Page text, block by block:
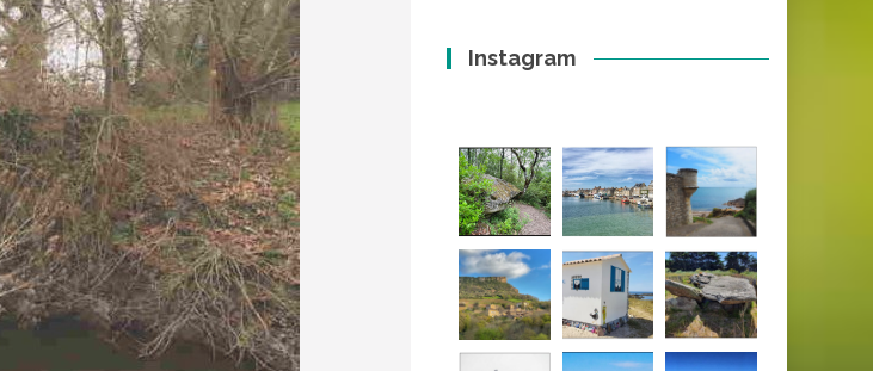
Instagram